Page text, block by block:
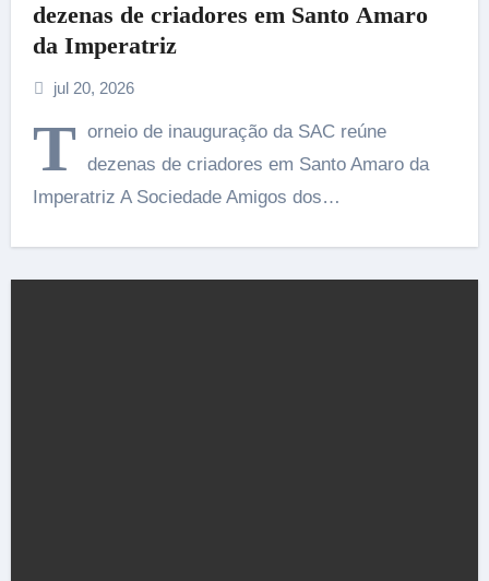
dezenas de criadores em Santo Amaro
da Imperatriz
jul 20, 2026
T orneio de inauguração da SAC reúne
dezenas de criadores em Santo Amaro da
Imperatriz A Sociedade Amigos dos…